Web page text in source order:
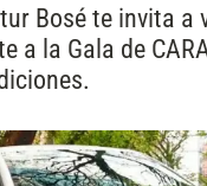
Bosé te invita a
a la Gala de